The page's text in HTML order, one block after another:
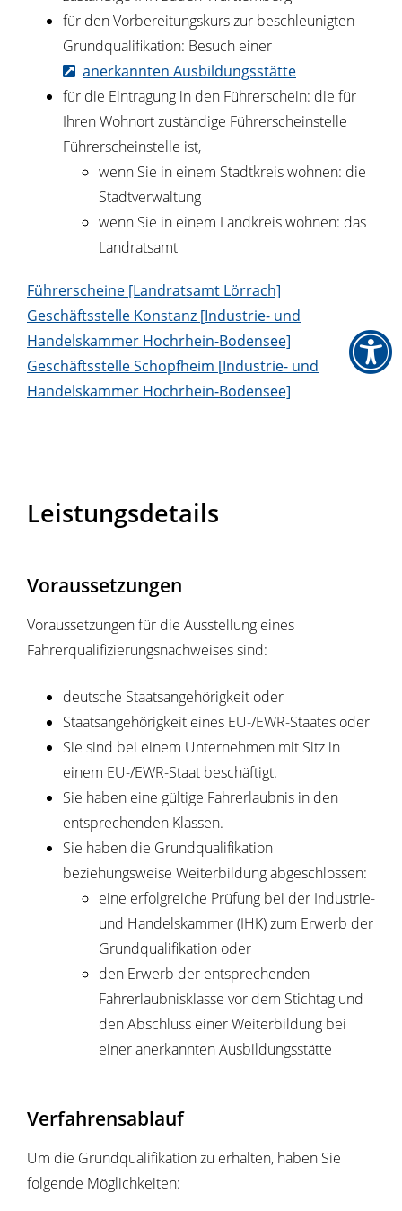
für den Vorbereitungskurs zur beschleunigten
Grundqualifikation: Besuch einer
anerkannten Ausbildungsstätte
für die Eintragung in den Führerschein: die für
Ihren Wohnort zuständige Führerscheinstelle
Führerscheinstelle ist,
wenn Sie in einem Stadtkreis wohnen: die
Stadtverwaltung
wenn Sie in einem Landkreis wohnen: das
Landratsamt
Führerscheine [Landratsamt Lörrach]
Geschäftsstelle Konstanz [Industrie- und
Handelskammer Hochrhein-Bodensee]
Geschäftsstelle Schopfheim [Industrie- und
Handelskammer Hochrhein-Bodensee]
Leistungsdetails
Voraussetzungen
Voraussetzungen für die Ausstellung eines
Fahrerqualifizierungsnachweises sind:
deutsche Staatsangehörigkeit oder
Staatsangehörigkeit eines EU-/EWR-Staates oder
Sie sind bei einem Unternehmen mit Sitz in
einem EU-/EWR-Staat beschäftigt.
Sie haben eine gültige Fahrerlaubnis in den
entsprechenden Klassen.
Sie haben die Grundqualifikation
beziehungsweise Weiterbildung abgeschlossen:
eine erfolgreiche Prüfung bei der Industrie-
und Handelskammer(IHK) zum Erwerb der
Grundqualifikation oder
den Erwerb der entsprechenden
Fahrerlaubnisklasse vor dem Stichtag und
den Abschluss einer Weiterbildung bei
einer anerkannten Ausbildungsstätte
Verfahrensablauf
Um die Grundqualifikation zu erhalten, haben Sie
folgende Möglichkeiten: